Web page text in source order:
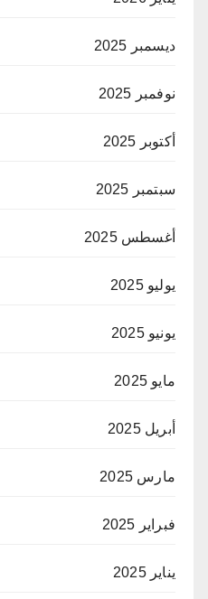
ديسمبر 2025
نوفمبر 2025
أكتوبر 2025
سبتمبر 2025
أغسطس 2025
يوليو 2025
يونيو 2025
مايو 2025
أبريل 2025
مارس 2025
فبراير 2025
يناير 2025